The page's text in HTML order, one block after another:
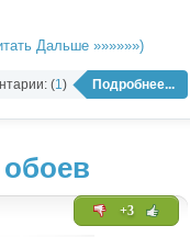
Дальше »»»»»»)
Подробнее...
(1)
+3